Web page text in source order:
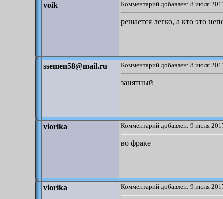
voik Комментарий добавлен: 8 июля
решается легко, а кто это
ssemen58@mail.ru Комментарий добавлен: 8 июля
занятный
viorika Комментарий добавлен: 9 июля
во фраке
viorika Комментарий добавлен: 9 июля